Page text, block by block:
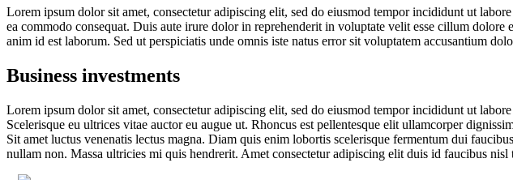
Lorem ipsum dolor sit amet, consectetur adipiscing elit, sed do eiusmod tempor incididunt ut
ea commodo consequat. Duis aute irure dolor in reprehenderit in voluptate velit esse cillum
anim id est laborum. Sed ut perspiciatis unde omnis iste natus error sit voluptatem accusantium
Business investments
Lorem ipsum dolor sit amet, consectetur adipiscing elit, sed do eiusmod tempor incididunt ut
Scelerisque eu ultrices vitae auctor eu augue ut. Rhoncus est pellentesque elit ullamcorper
Sit amet luctus venenatis lectus magna. Diam quis enim lobortis scelerisque fermentum dui
nullam non. Massa ultricies mi quis hendrerit. Amet consectetur adipiscing elit duis id faucibus